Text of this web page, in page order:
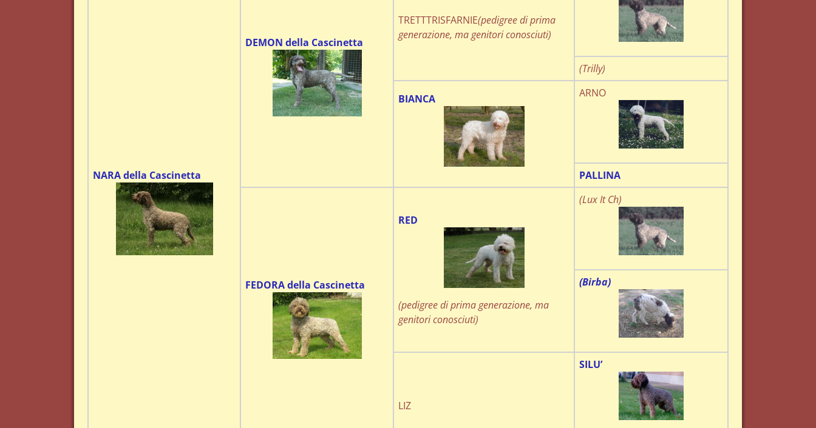
NARA della Cascinetta
DEMON della Cascinetta
TRETTTRISFARNIE(pedigree di prima
generazione, ma genitori conosciuti)
(Trilly)
BIANCA ARNO
PALLINA
FEDORA della Cascinetta
RED
(pedigree di prima generazione, ma
genitori conosciuti)
(Lux It Ch)
(Birba)
LIZ
SILU’